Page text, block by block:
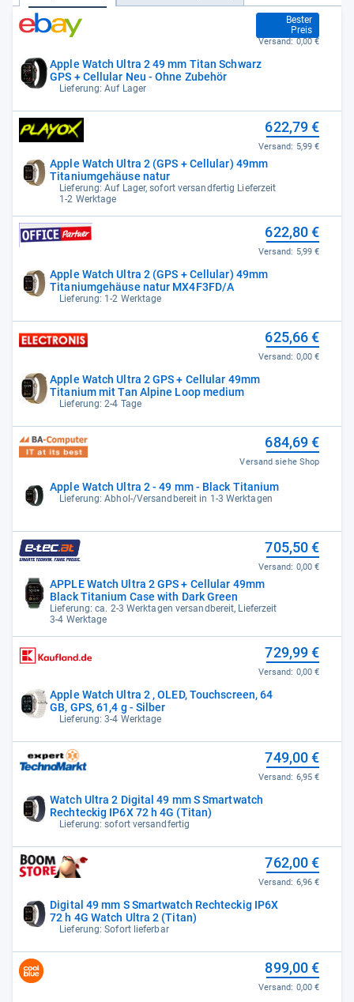
Apple Watch Ultra 2 49 mm Titan Schwarz
GPS + Cellular Neu - Ohne Zubehör
Lieferung: Auf Lager
Bester
Preis
498,00 €
Versand: 0,00 €
Apple Watch Ultra 2 (GPS + Cellular) 49mm
Titaniumgehäuse natur
Lieferung: Auf Lager, sofort versandfertig Lieferzeit
1-2 Werktage
622,79 €
Versand: 5,99 €
Apple Watch Ultra 2 (GPS + Cellular) 49mm
Titaniumgehäuse natur MX4F3FD/A
Lieferung: 1-2 Werktage
622,80 €
Versand: 5,99 €
Apple Watch Ultra 2 GPS + Cellular 49mm
Titanium mit Tan Alpine Loop medium
Lieferung: 2-4 Tage
625,66 €
Versand: 0,00 €
Apple Watch Ultra 2 - 49 mm - Black Titanium
Lieferung: Abhol-/Versandbereit in 1-3 Werktagen
684,69 €
Versand siehe Shop
APPLE Watch Ultra 2 GPS + Cellular 49mm
Black Titanium Case with Dark Green
Lieferung: ca. 2-3 Werktagen versandbereit, Lieferzeit
3-4 Werktage
705,50 €
Versand: 0,00 €
Apple Watch Ultra 2 , OLED, Touchscreen, 64
GB, GPS, 61,4 g - Silber
Lieferung: 3-4 Werktage
729,99 €
Versand: 0,00 €
Watch Ultra 2 Digital 49 mm S Smartwatch
Rechteckig IP6X 72 h 4G (Titan)
Lieferung: sofort versandfertig
749,00 €
Versand: 6,95 €
Digital 49 mm S Smartwatch Rechteckig IP6X
72 h 4G Watch Ultra 2 (Titan)
Lieferung: Sofort lieferbar
762,00 €
Versand: 6,96 €
899,00 €
Versand: 0,00 €